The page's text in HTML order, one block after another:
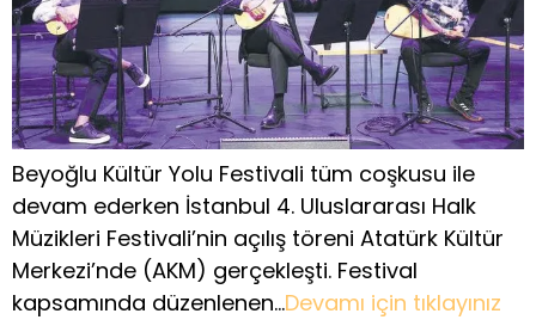
Beyoğlu Kültür Yolu Festivali tüm coşkusu ile
devam ederken İstanbul 4. Uluslararası Halk
Müzikleri Festivali’nin açılış töreni Atatürk Kültür
Merkezi’nde (AKM) gerçekleşti. Festival
kapsamında düzenlenen…Devamı için tıklayınız